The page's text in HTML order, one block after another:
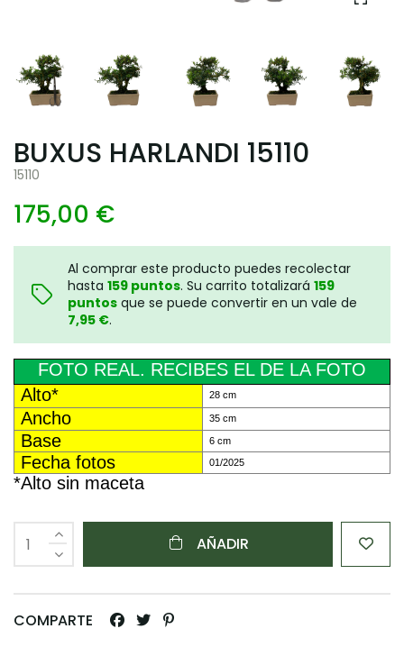
BUXUS HARLANDI 15110
15110
175,00 €
Al comprar este producto puedes recolectar
hasta 159 puntos. Su carrito totalizará 159
puntos que se puede convertir en un vale de
7,95 €.
FOTO REAL. RECIBES EL DE LA FOTO
Alto*
28 cm
Ancho 35 cm
Base 6 cm
Fecha fotos 01/2025
*Alto sin maceta
AÑADIR
COMPARTE